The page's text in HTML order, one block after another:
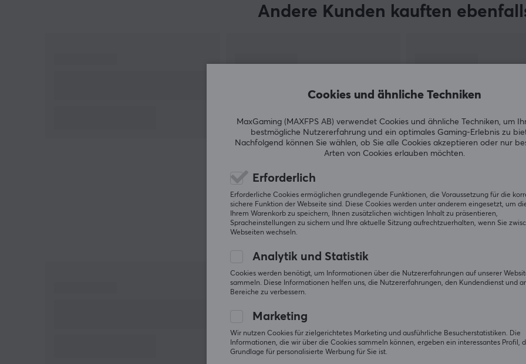
Andere Kunden kauften
Cookies und ähnliche Techniken
MaxGaming (MAXFPS AB) verwendet Cookies und ähnliche Techniken, um
bestmögliche Nutzererfahrung und ein optimales Gaming-Erlebnis zu
Nachfolgend können Sie wählen, ob Sie alle Cookies akzeptieren oder nur
Arten von Cookies erlauben möchten.
Erforderlich
Erforderliche Cookies ermöglichen grundlegende Funktionen, die Voraussetzung für die
sichere Funktion der Webseite sind. Diese Cookies werden unter anderem eingesetzt, um
Ihrem Warenkorb zu speichern, Ihnen zusätzlichen wichtigen Inhalt zu präsentieren,
Spracheinstellungen zu sichern und Ihre aktuelle Sitzung aufrechtzuerhalten, wenn Sie
Webseiten wechseln.
Analytik und Statistik
Cookies werden benötigt, um Informationen über die Nutzererfahrungen auf unserer
sammeln. Diese Informationen helfen uns, die Nutzererfahrungen, den Kundendienst und
Bereiche zu verbessern.
Marketing
Wir nutzen Cookies für zielgerichtetes Marketing und ausführliche Besucherstatistiken. Die
Informationen, die wir über die Cookies sammeln können, ergeben ein interessantes Profil,
Grundlage für personalisierte Werbung für Sie ist.